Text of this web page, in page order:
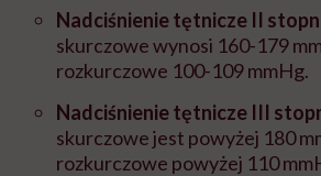
Nadciśnienie tętnicze II
skurczowe wynosi 160-179
rozkurczowe 100-109 mmHg.
Nadciśnienie tętnicze III
skurczowe jest powyżej 180
rozkurczowe powyżej 110